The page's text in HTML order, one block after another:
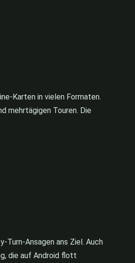
Karten in vielen Formaten.
mehrtägigen Touren. Die
Ansagen ans Ziel. Auch
die auf Android flott